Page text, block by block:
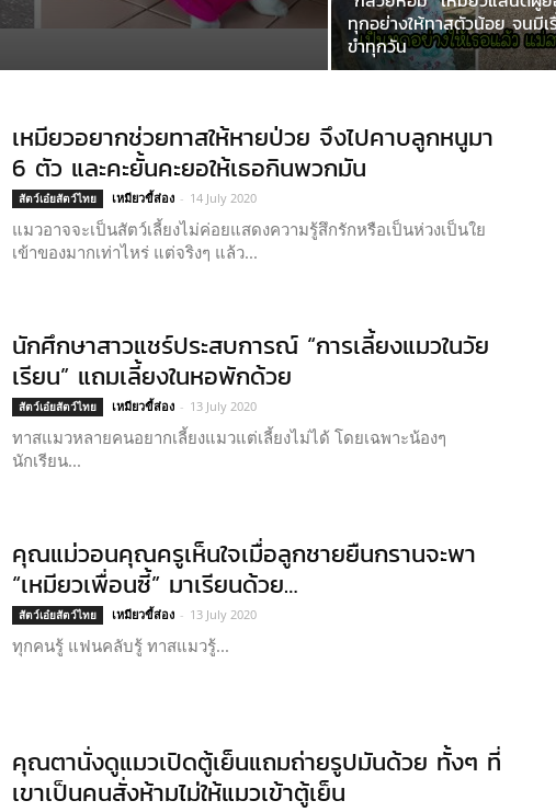
ทุกอย่างให้ทาสตัวน้อย จนมีเ
ขำทุกวัน
เหมียวอยากช่วยทาสให้หายป่วย จึงไปคาบลูกหนูมา
6 ตัว และคะยั้นคะยอให้เธอกินพวกมัน
สัตว์เอ๋ยสัตว์ไทย เหมียวขี้ส่อง - 14 July 2020
แมวอาจจะเป็นสัตว์เลี้ยงไม่ค่อยแสดงความรู้สึกรักหรือเป็นห่วงเป็นใย
เข้าของมากเท่าไหร่ แต่จริงๆ แล้ว...
นักศึกษาสาวแชร์ประสบการณ์ “การเลี้ยงแมวในวัย
เรียน” แถมเลี้ยงในหอพักด้วย
สัตว์เอ๋ยสัตว์ไทย เหมียวขี้ส่อง - 13 July 2020
ทาสแมวหลายคนอยากเลี้ยงแมวแต่เลี้ยงไม่ได้ โดยเฉพาะน้องๆ
นักเรียน...
คุณแม่วอนคุณครูเห็นใจเมื่อลูกชายยืนกรานจะพา
“เหมียวเพื่อนซี้” มาเรียนด้วย…
สัตว์เอ๋ยสัตว์ไทย เหมียวขี้ส่อง - 13 July 2020
ทุกคนรู้ แฟนคลับรู้ ทาสแมวรู้...
คุณตานั่งดูแมวเปิดตู้เย็นแถมถ่ายรูปมันด้วย ทั้งๆ ที่
เขาเป็นคนสั่งห้ามไม่ให้แมวเข้าตู้เย็น